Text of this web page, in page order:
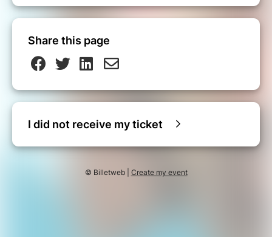
Share this page
I did not receive my ticket
© Billetweb | Create my event